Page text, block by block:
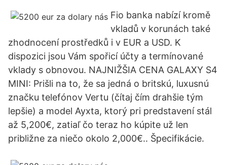
Fio banka nabízí kromě
vkladů v korunách také
zhodnocení prostředků i v EUR a USD. K
dispozici jsou Vám spořicí účty a termínované
vklady s obnovou. NAJNIŽŠIA CENA GALAXY S4
MINI: Prišli na to, že sa jedná o britskú, luxusnú
značku telefónov Vertu (čítaj čím drahšie tým
lepšie) a model Ayxta, ktorý pri predstavení stál
až 5,200€, zatiaľ čo teraz ho kúpite už len
približne za niečo okolo 2,000€.. Špecifikácie.